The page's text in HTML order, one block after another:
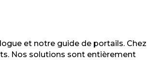
et notre guide de portails. Chez
Nos solutions sont entièrement